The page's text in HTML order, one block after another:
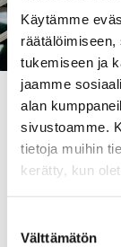
Käytämme
tukemiseen ja
jaamme
alan
sivustoamme.
tietoja muihin
kerätty, kun
valinta
Välttämätön
ISKELMÄ
Tampere-talon
sisällään
LUE LISÄÄ